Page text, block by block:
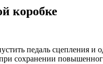
коробке
педаль сцепления
сохранении